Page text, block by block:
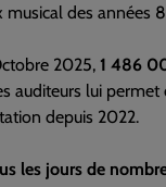
musical des années
2025, 1 486
auditeurs lui
depuis 2022.
les jours de